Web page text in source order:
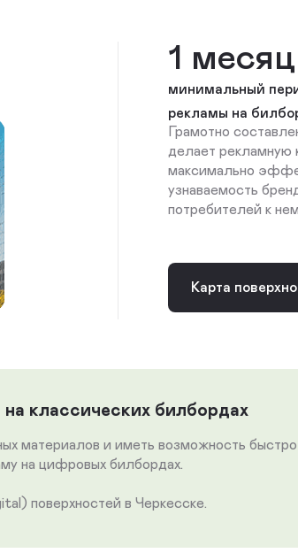
1 месяц
минимальный
рекламы на
Грамотно
делает рекламную
максимально
узнаваемость
потребителей к
Карта
классических билбордах
материалов и иметь возможность
на цифровых билбордах.
поверхностей в Черкесске.